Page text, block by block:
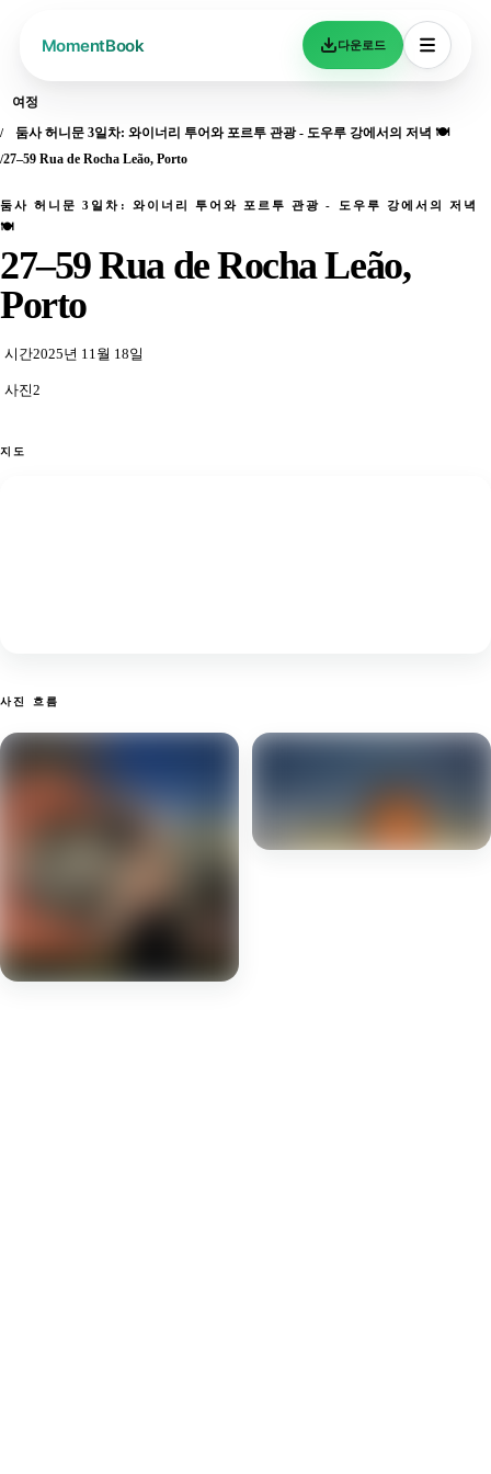
다운로드
여정
둠사 허니문 3일차: 와이너리 투어와 포르투 관광 - 도우루 강에서의 저녁 🍽️
27–59 Rua de Rocha Leão, Porto
둠사 허니문 3일차: 와이너리 투어와 포르투 관광 - 도우루 강에서의 저녁
🍽️
27–59 Rua de Rocha Leão,
Porto
시간2025년 11월 18일
사진2
지도
사진 흐름